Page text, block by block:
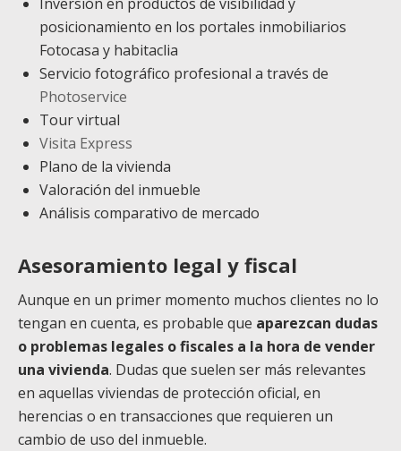
posicionamiento en los portales inmobiliarios
Fotocasa y habitaclia
Servicio fotográfico profesional a través de
Photoservice
Tour virtual
Visita Express
Plano de la vivienda
Valoración del inmueble
Análisis comparativo de mercado
Asesoramiento legal y fiscal
Aunque en un primer momento muchos clientes no lo
tengan en cuenta, es probable que aparezcan dudas
o problemas legales o fiscales a la hora de vender
una vivienda. Dudas que suelen ser más relevantes
en aquellas viviendas de protección oficial, en
herencias o en transacciones que requieren un
cambio de uso del inmueble.